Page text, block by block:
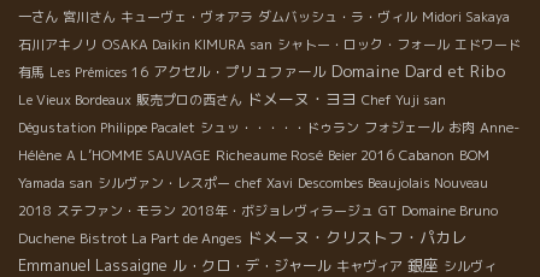
一さん 宮川さん キューヴェ・ヴォアラ ダムバッシュ・ラ・ヴィル Midori Sakaya
石川アキノリ OSAKA Daikin KIMURA san シャトー・ロック・フォール エドワード
有馬 Les Prémices 16 アクセル・プリュファール Domaine Dard et Ribo
Le Vieux Bordeaux 販売プロの西さん ドメーヌ・ヨヨ Chef Yuji san
Dégustation Philippe Pacalet シュッ・・・・・ドゥラン フォジェール お肉 Anne-
Hélène A L’HOMME SAUVAGE Richeaume Rosé Beier 2016 Cabanon BOM
Yamada san シルヴァン・レスポー chef Xavi Descombes Beaujolais Nouveau
2018 ステファン・モラン 2018年・ボジョレヴィラージュ GT Domaine Bruno
Duchene Bistrot La Part de Anges ドメーヌ・クリストフ・パカレ
Emmanuel Lassaigne ル・クロ・デ・ジャール キャヴィア 銀座 シルヴィ